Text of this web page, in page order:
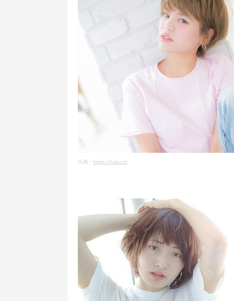
出典： https://hair.cm/